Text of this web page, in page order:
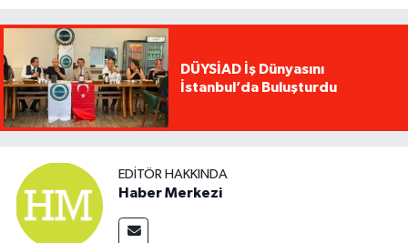
DÜYSİAD İş Dünyasını
İstanbul’da Buluşturdu
EDITÖR HAKKINDA
Haber Merkezi